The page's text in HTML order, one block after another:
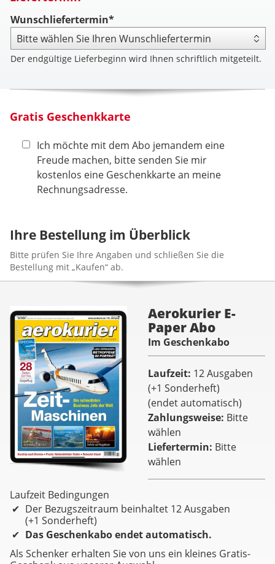
Wunschliefertermin*
Der endgültige Lieferbeginn wird Ihnen schriftlich mitgeteilt.
Gratis Geschenkkarte
Ich möchte mit dem Abo jemandem eine
Freude machen, bitte senden Sie mir
kostenlos eine Geschenkkarte an meine
Rechnungsadresse.
Ihre Bestellung im Überblick
Bitte prüfen Sie Ihre Angaben und schließen Sie die
Bestellung mit „Kaufen“ ab.
Aerokurier E-
Paper Abo
Im Geschenkabo
Laufzeit 12 Ausgaben
(+1 Sonderheft)
(endet automatisch)
Zahlungsweise Bitte
wählen
Liefertermin Bitte
wählen
Laufzeit Bedingungen
Der Bezugszeitraum beinhaltet 12 Ausgaben
(+1 Sonderheft)
Das Geschenkabo endet automatisch.
Als Schenker erhalten Sie von uns ein kleines Gratis-